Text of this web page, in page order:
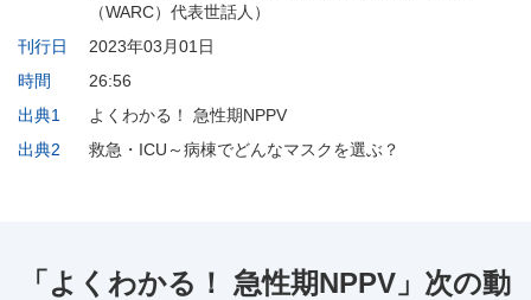
（WARC）代表世話人）
刊行日
2023年03月01日
時間
26:56
出典1
よくわかる！ 急性期NPPV
出典2
救急・ICU～病棟でどんなマスクを選ぶ？
「よくわかる！ 急性期NPPV」次の動